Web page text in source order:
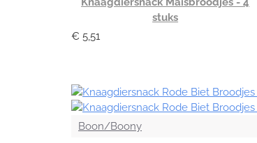
stuks
€ 5,51
Boon/Boony